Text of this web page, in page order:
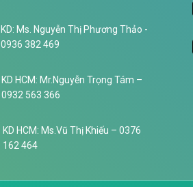
KD: Ms. Nguyễn Thị Phương Thảo -
0936 382 469
KD HCM: Mr.Nguyễn Trọng Tám –
0932 563 366
KD HCM: Ms.Vũ Thị Khiếu – 0376
162 464